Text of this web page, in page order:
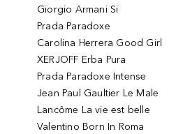
Giorgio Armani Si
Prada Paradoxe
Carolina Herrera Good Girl
XERJOFF Erba Pura
Prada Paradoxe Intense
Jean Paul Gaultier Le Male
Lancôme La vie est belle
Valentino Born In Roma